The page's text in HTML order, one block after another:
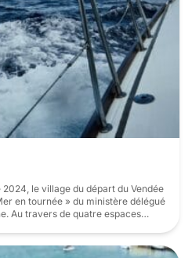
le village du départ du Vendée
en tournée » du ministère délégué
Au travers de quatre espaces